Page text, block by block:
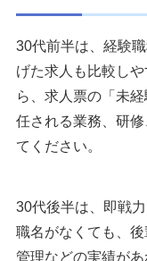
Q：30代女性の
Q：30代女性の
すすめですか？
Q：30代女性に
Q：転職するなら
30代女性におすす
30代前半は、経験
げた求人も比較し
ら、求人票の「未
任される業務、研
てください。
30代後半は、即戦
職名がなくても、
管理などの実績が